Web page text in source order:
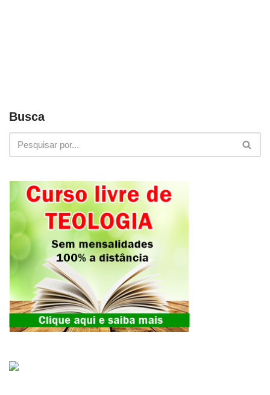
Busca